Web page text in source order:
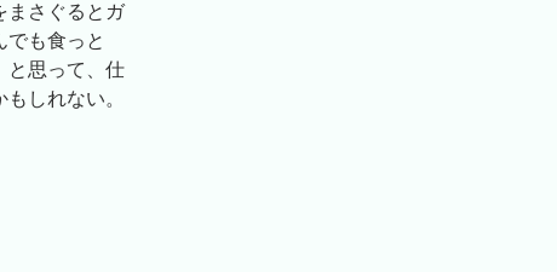
まさぐるとガ
も食っと
と思って、仕
しれない。